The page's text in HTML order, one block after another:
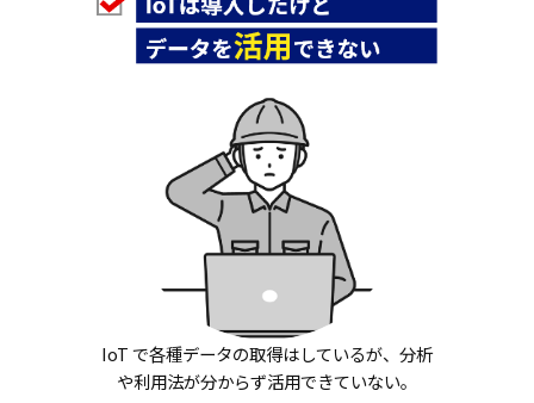
IoT で各種データの取得はしているが、分析
や利用法が分からず活用できていない。